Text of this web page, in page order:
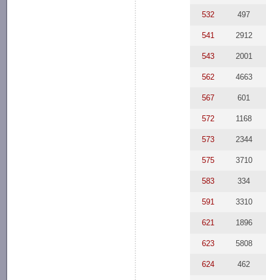
532 497
541 2912
543 2001
562 4663
567 601
572 1168
573 2344
575 3710
583 334
591 3310
621 1896
623 5808
624 462